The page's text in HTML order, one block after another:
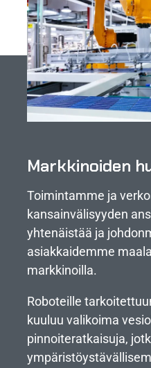
Markkinoiden
Toimintamme ja
kansainvälisyyden
yhtenäistää ja
asiakkaidemme
markkinoilla.
Roboteille
kuuluu valikoima
pinnoiteratkaisuja,